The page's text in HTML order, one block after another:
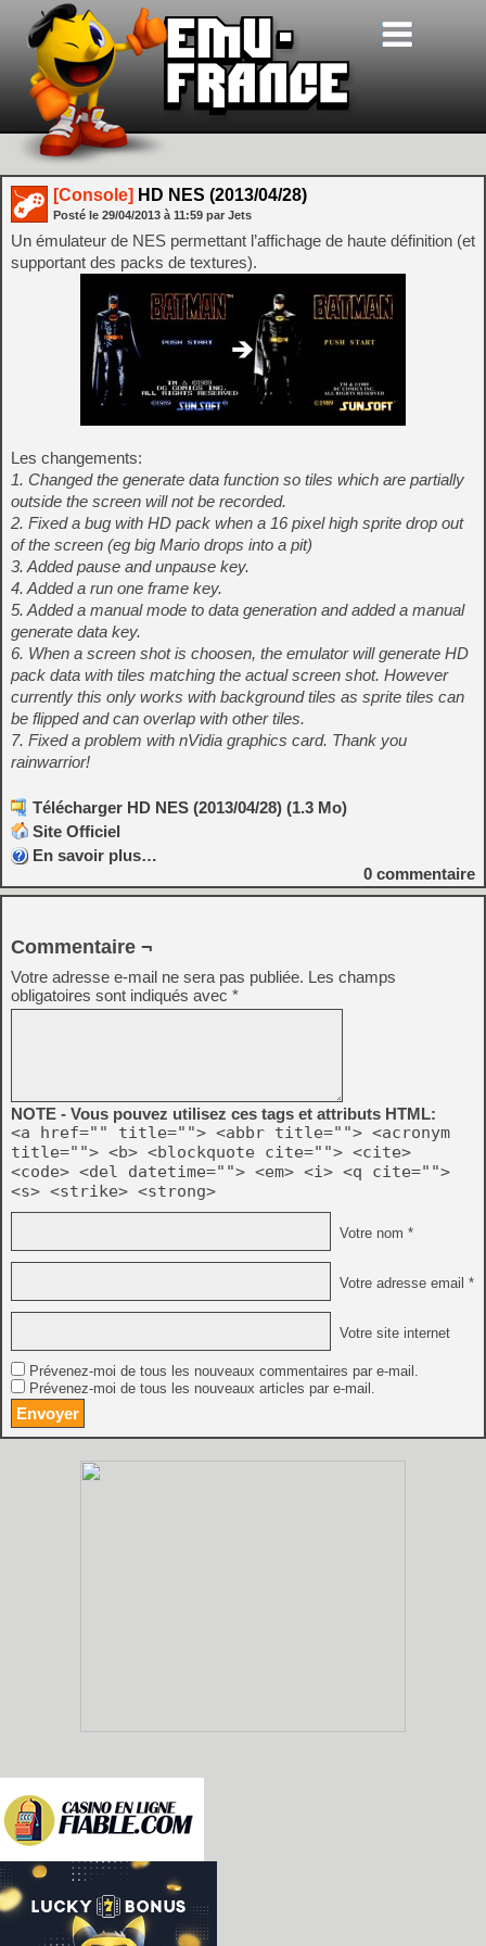
[Console] HD NES (2013/04/28)
Posté le 29/04/2013 à 11:59 par Jets
Un émulateur de NES permettant l’affichage de haute définition (et
supportant des packs de textures).
Les changements:
1. Changed the generate data function so tiles which are partially
outside the screen will not be recorded.
2. Fixed a bug with HD pack when a 16 pixel high sprite drop out
of the screen (eg big Mario drops into a pit)
3. Added pause and unpause key.
4. Added a run one frame key.
5. Added a manual mode to data generation and added a manual
generate data key.
6. When a screen shot is choosen, the emulator will generate HD
pack data with tiles matching the actual screen shot. However
currently this only works with background tiles as sprite tiles can
be flipped and can overlap with other tiles.
7. Fixed a problem with nVidia graphics card. Thank you
rainwarrior!
Télécharger HD NES (2013/04/28) (1.3 Mo)
Site Officiel
En savoir plus…
0 commentaire
Commentaire ¬
Votre adresse e-mail ne sera pas publiée. Les champs
obligatoires sont indiqués avec *
NOTE - Vous pouvez utilisez ces tags et attributs HTML:
<a href="" title=""> <abbr title=""> <acronym
title=""> <b> <blockquote cite=""> <cite>
<code> <del datetime=""> <em> <i> <q cite="">
<s> <strike> <strong>
Votre nom *
Votre adresse email *
Votre site internet
Prévenez-moi de tous les nouveaux commentaires par e-mail.
Prévenez-moi de tous les nouveaux articles par e-mail.